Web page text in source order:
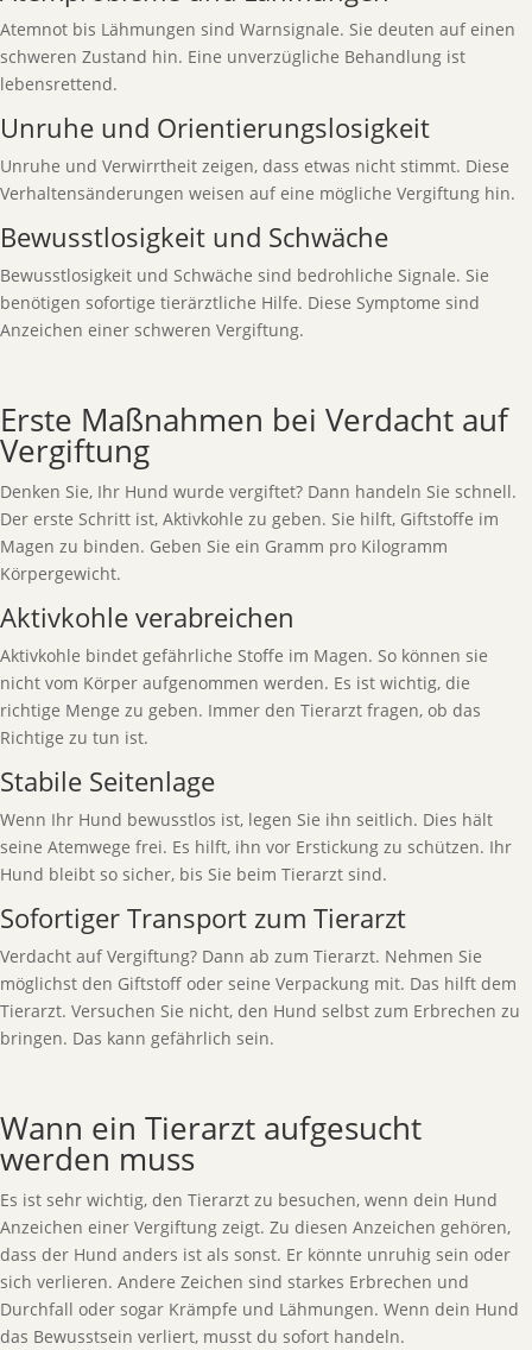
Atemnot bis Lähmungen sind Warnsignale. Sie deuten auf einen
schweren Zustand hin. Eine unverzügliche Behandlung ist
lebensrettend.
Unruhe und Orientierungslosigkeit
Unruhe und Verwirrtheit zeigen, dass etwas nicht stimmt. Diese
Verhaltensänderungen weisen auf eine mögliche Vergiftung hin.
Bewusstlosigkeit und Schwäche
Bewusstlosigkeit und Schwäche sind bedrohliche Signale. Sie
benötigen sofortige tierärztliche Hilfe. Diese Symptome sind
Anzeichen einer schweren Vergiftung.
Erste Maßnahmen bei Verdacht auf
Vergiftung
Denken Sie, Ihr Hund wurde vergiftet? Dann handeln Sie schnell.
Der erste Schritt ist, Aktivkohle zu geben. Sie hilft, Giftstoffe im
Magen zu binden. Geben Sie ein Gramm pro Kilogramm
Körpergewicht.
Aktivkohle verabreichen
Aktivkohle bindet gefährliche Stoffe im Magen. So können sie
nicht vom Körper aufgenommen werden. Es ist wichtig, die
richtige Menge zu geben. Immer den Tierarzt fragen, ob das
Richtige zu tun ist.
Stabile Seitenlage
Wenn Ihr Hund bewusstlos ist, legen Sie ihn seitlich. Dies hält
seine Atemwege frei. Es hilft, ihn vor Erstickung zu schützen. Ihr
Hund bleibt so sicher, bis Sie beim Tierarzt sind.
Sofortiger Transport zum Tierarzt
Verdacht auf Vergiftung? Dann ab zum Tierarzt. Nehmen Sie
möglichst den Giftstoff oder seine Verpackung mit. Das hilft dem
Tierarzt. Versuchen Sie nicht, den Hund selbst zum Erbrechen zu
bringen. Das kann gefährlich sein.
Wann ein Tierarzt aufgesucht
werden muss
Es ist sehr wichtig, den Tierarzt zu besuchen, wenn dein Hund
Anzeichen einer Vergiftung zeigt. Zu diesen Anzeichen gehören,
dass der Hund anders ist als sonst. Er könnte unruhig sein oder
sich verlieren. Andere Zeichen sind starkes Erbrechen und
Durchfall oder sogar Krämpfe und Lähmungen. Wenn dein Hund
das Bewusstsein verliert, musst du sofort handeln.